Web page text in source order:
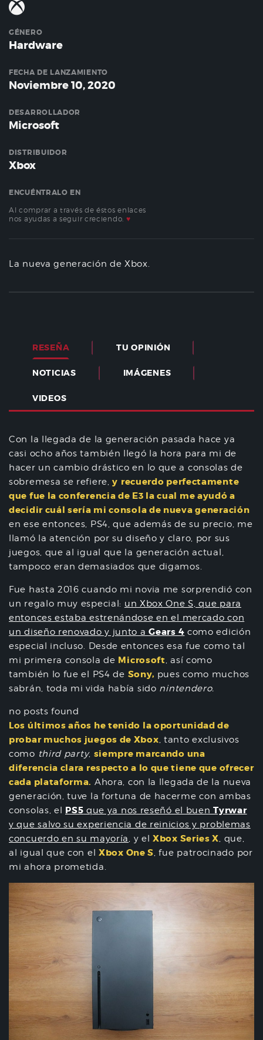
GÉNERO
Hardware
FECHA DE LANZAMIENTO
Noviembre 10, 2020
DESARROLLADOR
Microsoft
DISTRIBUIDOR
Xbox
ENCUÉNTRALO EN
Al comprar a través de éstos enlaces
nos ayudas a seguir creciendo. ♥
La nueva generación de Xbox.
RESEÑA TU OPINIÓN
NOTICIAS IMÁGENES
VIDEOS
Con la llegada de la generación pasada hace ya
casi ocho años también llegó la hora para mi de
hacer un cambio drástico en lo que a consolas de
sobremesa se refiere,y recuerdo perfectamente
que fue la conferencia de E3 la cual me ayudó a
decidir cuál sería mi consola de nueva generación
en ese entonces, PS4, que además de su precio, me
llamó la atención por su diseño y claro, por sus
juegos, que al igual que la generación actual,
tampoco eran demasiados que digamos.
Fue hasta 2016 cuando mi novia me sorprendió con
un regalo muy especial: un Xbox One S, que para
entonces estaba estrenándose en el mercado con
un diseño renovado y junto aGears 4 como edición
especial incluso. Desde entonces esa fue como tal
mi primera consola de Microsoft , así como
también lo fue el PS4 de Sony, pues como muchos
sabrán, toda mi vida había sido nintendero.
no posts found
Los últimos años he tenido la oportunidad de
probar muchos juegos de Xbox , tanto exclusivos
como third party, siempre marcando una
diferencia clara respecto a lo que tiene que ofrecer
cada plataforma. Ahora, con la llegada de la nueva
generación, tuve la fortuna de hacerme con ambas
consolas, el PS5 que ya nos reseñó el buenTyrwar
y que salvo su experiencia de reinicios y problemas
concuerdo en su mayoría
, y elXbox Series X , que,
al igual que con el Xbox One S , fue patrocinado por
mi ahora prometida.